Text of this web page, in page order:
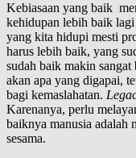
Kebiasaan yang baik
kehidupan lebih baik
yang kita hidupi mesti
harus lebih baik, yang
sudah baik makin
akan apa yang digapai,
bagi kemaslahatan.
Karenanya, perlu
baiknya manusia adalah
sesama.